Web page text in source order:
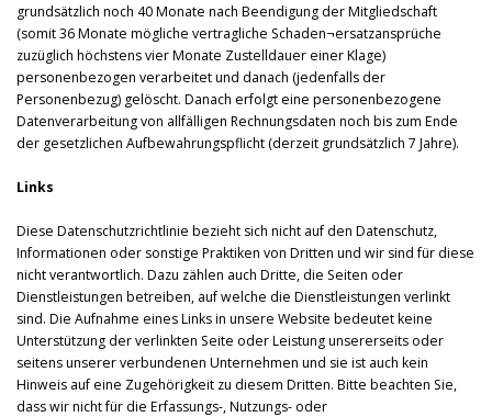
grundsätzlich noch 40 Monate nach Beendigung der Mitgliedschaft
(somit 36 Monate mögliche vertragliche Schaden¬ersatzansprüche
zuzüglich höchstens vier Monate Zustelldauer einer Klage)
personenbezogen verarbeitet und danach (jedenfalls der
Personenbezug) gelöscht. Danach erfolgt eine personenbezogene
Datenverarbeitung von allfälligen Rechnungsdaten noch bis zum Ende
der gesetzlichen Aufbewahrungspflicht (derzeit grundsätzlich 7 Jahre).
Links
Diese Datenschutzrichtlinie bezieht sich nicht auf den Datenschutz,
Informationen oder sonstige Praktiken von Dritten und wir sind für diese
nicht verantwortlich. Dazu zählen auch Dritte, die Seiten oder
Dienstleistungen betreiben, auf welche die Dienstleistungen verlinkt
sind. Die Aufnahme eines Links in unsere Website bedeutet keine
Unterstützung der verlinkten Seite oder Leistung unsererseits oder
seitens unserer verbundenen Unternehmen und sie ist auch kein
Hinweis auf eine Zugehörigkeit zu diesem Dritten. Bitte beachten Sie,
dass wir nicht für die Erfassungs-, Nutzungs- oder